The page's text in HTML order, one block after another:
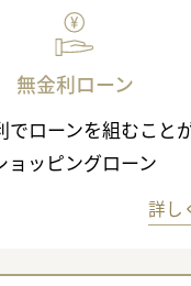
無金利ローン
でローンを組むこと
ョッピングローン
詳し